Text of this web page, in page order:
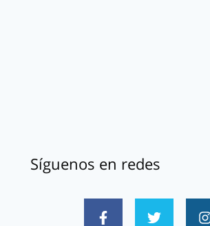
Síguenos en redes